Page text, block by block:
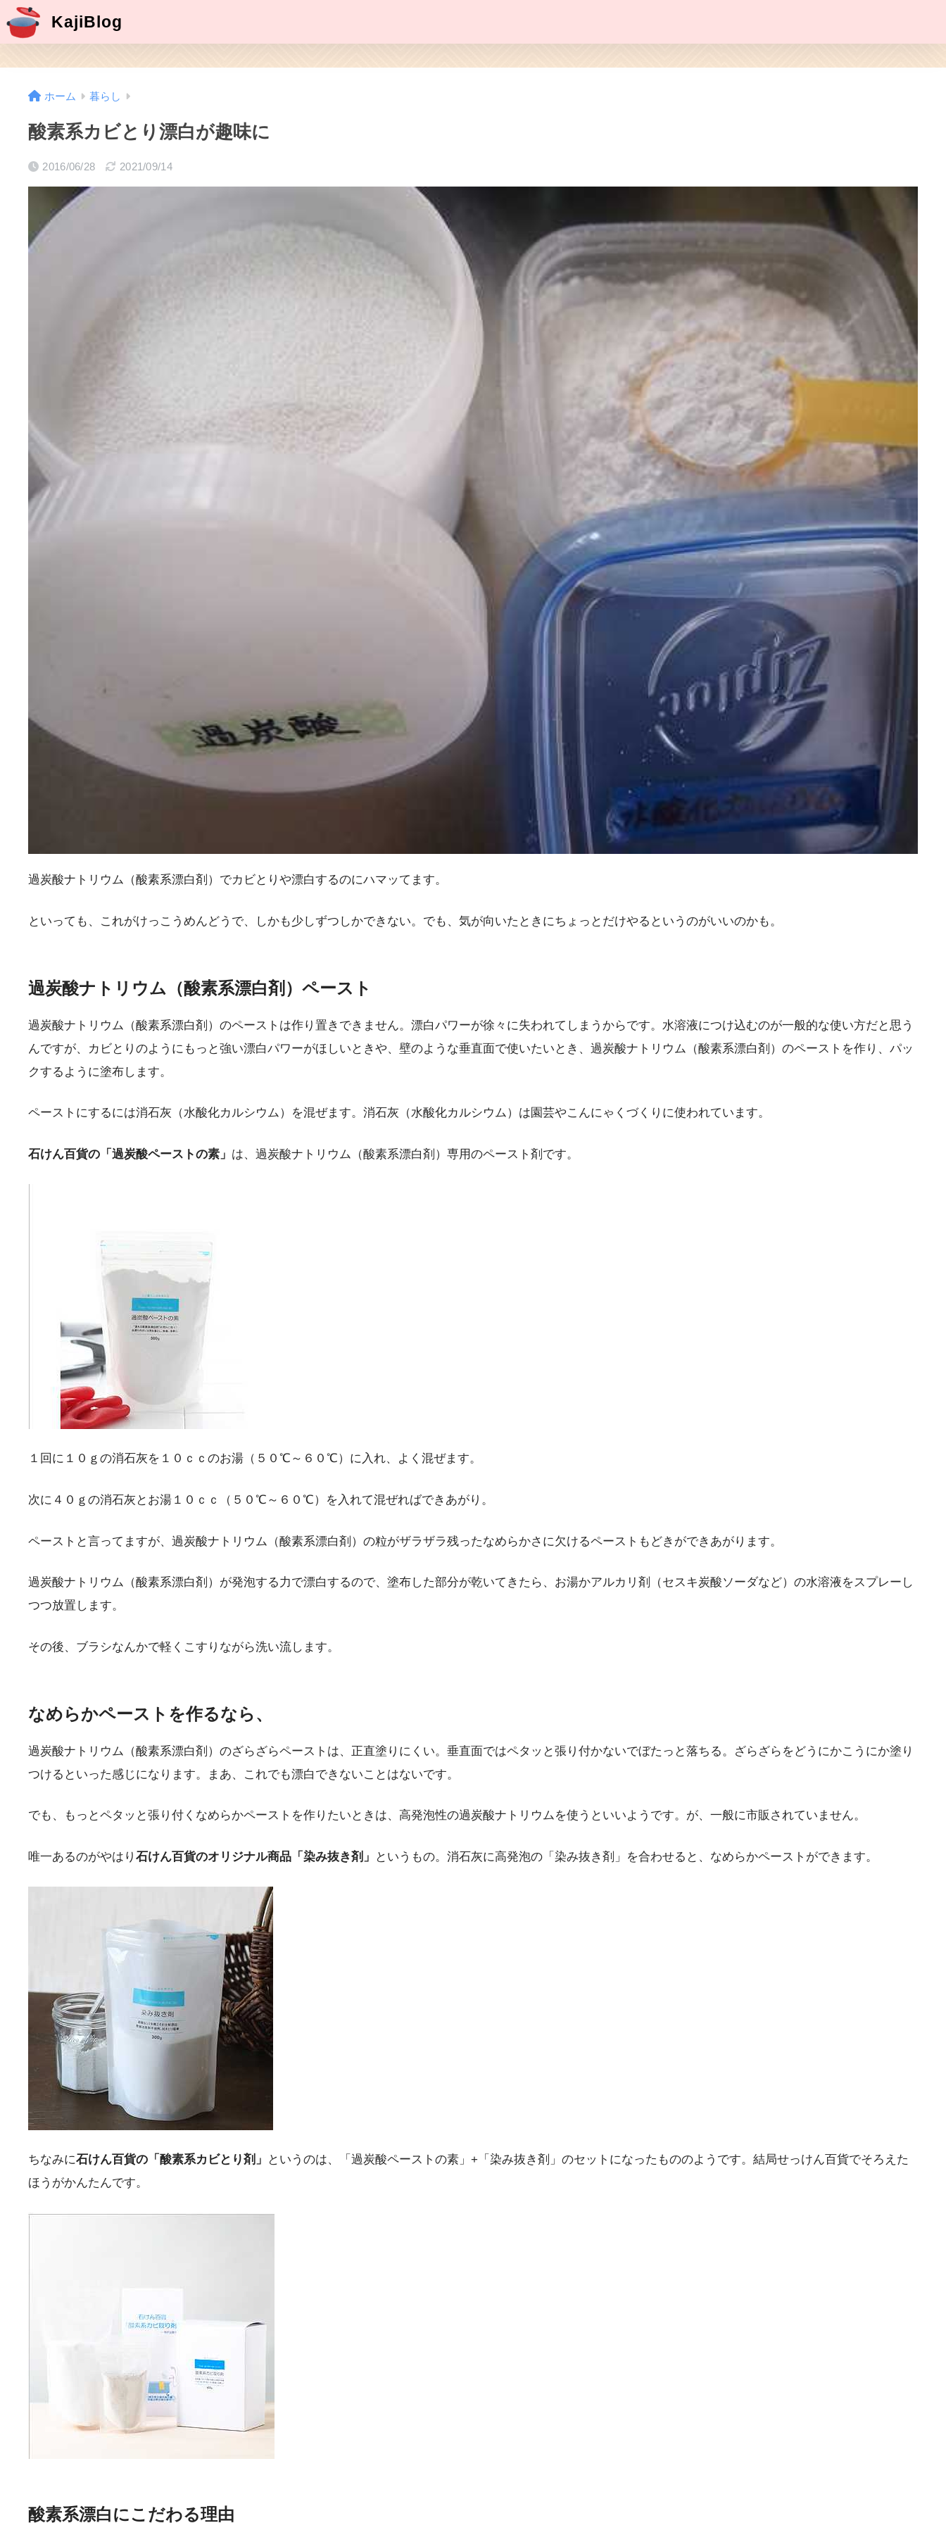
KajiBlog
ホーム 暮らし
酸素系カビとり漂白が趣味に
2016/06/28 2021/09/14
過炭酸ナトリウム（酸素系漂白剤）でカビとりや漂白するのにハマッてます。
といっても、これがけっこうめんどうで、しかも少しずつしかできない。でも、気が向いたときにちょっとだけやるというのがいいのかも。
過炭酸ナトリウム（酸素系漂白剤）ペースト
過炭酸ナトリウム（酸素系漂白剤）のペーストは作り置きできません。漂白パワーが徐々に失われてしまうからです。水溶液につけ込むのが一般的な使い方だと思う
んですが、カビとりのようにもっと強い漂白パワーがほしいときや、壁のような垂直面で使いたいとき、過炭酸ナトリウム（酸素系漂白剤）のペーストを作り、パッ
クするように塗布します。
ペーストにするには消石灰（水酸化カルシウム）を混ぜます。消石灰（水酸化カルシウム）は園芸やこんにゃくづくりに使われています。
石けん百貨の「過炭酸ペーストの素」 は、過炭酸ナトリウム（酸素系漂白剤）専用のペースト剤です。
１回に１０ｇの消石灰を１０ｃｃのお湯（５０℃～６０℃）に入れ、よく混ぜます。
次に４０ｇの消石灰とお湯１０ｃｃ（５０℃～６０℃）を入れて混ぜればできあがり。
ペーストと言ってますが、過炭酸ナトリウム（酸素系漂白剤）の粒がザラザラ残ったなめらかさに欠けるペーストもどきができあがります。
過炭酸ナトリウム（酸素系漂白剤）が発泡する力で漂白するので、塗布した部分が乾いてきたら、お湯かアルカリ剤（セスキ炭酸ソーダなど）の水溶液をスプレーし
つつ放置します。
その後、ブラシなんかで軽くこすりながら洗い流します。
なめらかペーストを作るなら、
過炭酸ナトリウム（酸素系漂白剤）のざらざらペーストは、正直塗りにくい。垂直面ではペタッと張り付かないでぼたっと落ちる。ざらざらをどうにかこうにか塗り
つけるといった感じになります。まあ、これでも漂白できないことはないです。
でも、もっとペタッと張り付くなめらかペーストを作りたいときは、高発泡性の過炭酸ナトリウムを使うといいようです。が、一般に市販されていません。
唯一あるのがやはり 石けん百貨のオリジナル商品「染み抜き剤」 というもの。消石灰に高発泡の「染み抜き剤」を合わせると、なめらかペーストができます。
ちなみに石けん百貨の「酸素系カビとり剤」
というのは、「過炭酸ペーストの素」+「染み抜き剤」のセットになったもののようです。結局せっけん百貨でそろえた
ほうがかんたんです。
酸素系漂白にこだわる理由